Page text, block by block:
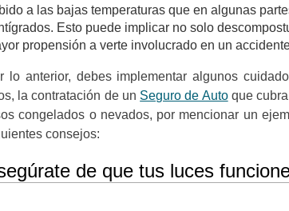
a las bajas temperaturas que en algunas
Esto puede implicar no solo
propensión a verte involucrado en un
lo anterior, debes implementar algunos
la contratación de un Seguro de Autoque cubra
congelados o nevados, por mencionar un
consejos:
de que tus luces